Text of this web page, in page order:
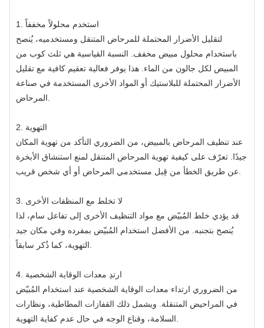
1. استخدم محلولاً مخففاً
لتقليل الأضرار المحتملة للمرحاض المتنقل ومستخدميه، يُنصح
باستخدام محلول مبيض مخفف. النسبة القياسية هي ثلث كوب من
المبيض لكل جالون من الماء. هذا يوفر فعالية تعقيم كافية مع تقليل
الأضرار المحتملة للبلاستيك أو المواد الأخرى المستخدمة في صناعة
2. التهوية
عند تنظيف المرحاض بالمبيض، من الضروري التأكد من تهوية المكان
جيدًا. تعرّف على كيفية تهوية المرحاض المتنقل لمنع استنشاق الأبخرة
3. لا تخلط مع المنظفات الأخرى
قد يؤدي خلط المُبيّض مع مواد التنظيف الأخرى إلى تفاعل سام، لذا
يُنصح بتجنبه. من الأفضل استخدام المُبيّض بمفرده وفي مكان جيد
4. ارتدِ معدات الوقاية الشخصية
من الضروري ارتداء معدات الوقاية الشخصية عند استخدام المُبيّض
في المراحيض المتنقلة. ويشمل ذلك القفازات المطاطية، ونظارات